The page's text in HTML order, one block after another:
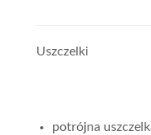
Uszczelki
potrójna